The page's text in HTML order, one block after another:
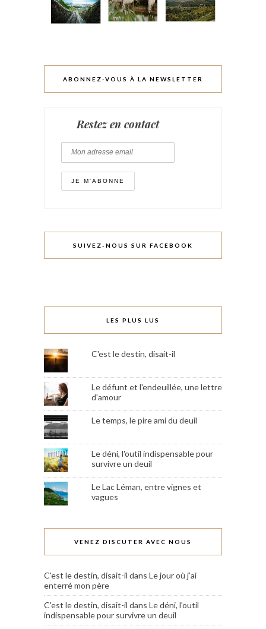
ABONNEZ-VOUS À LA NEWSLETTER
Restez en contact
SUIVEZ-NOUS SUR FACEBOOK
LES PLUS LUS
C'est le destin, disait-il
Le défunt et l'endeuillée, une lettre
d'amour
Le temps, le pire ami du deuil
Le déni, l'outil indispensable pour
survivre un deuil
Le Lac Léman, entre vignes et
vagues
VENEZ DISCUTER AVEC NOUS
C'est le destin, disait-il dans Le jour où j’ai
enterré mon père
C'est le destin, disait-il dans Le déni, l’outil
indispensable pour survivre un deuil